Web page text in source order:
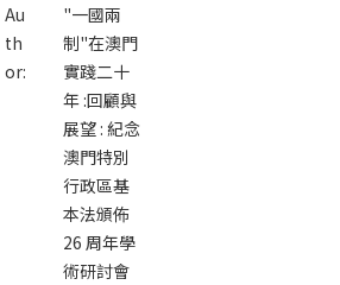
Au
th
or:
"一國兩
制"在澳門
實踐二十
年 :回顧與
展望 : 紀念
澳門特別
行政區基
本法頒佈
26 周年學
術研討會